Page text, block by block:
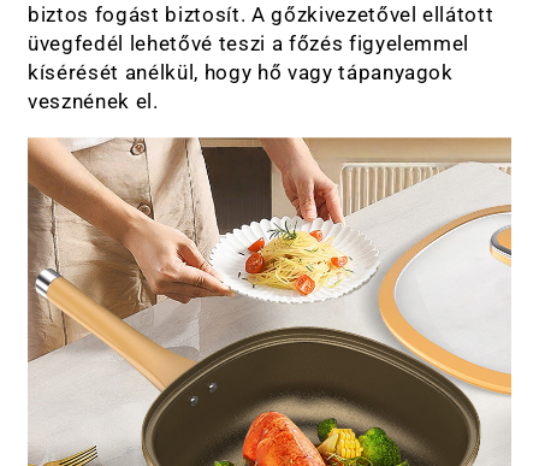
biztos fogást biztosít. A gőzkivezetővel ellátott
üvegfedél lehetővé teszi a főzés figyelemmel
kísérését anélkül, hogy hő vagy tápanyagok
vesznének el.